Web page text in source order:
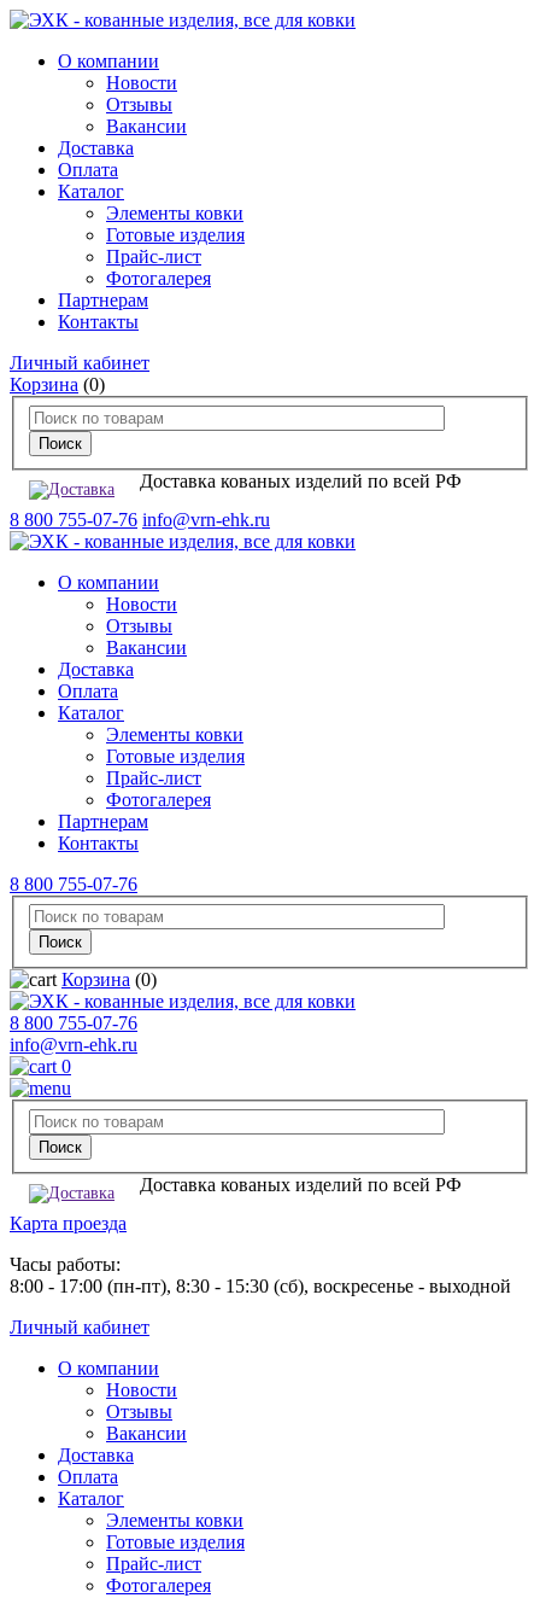
О компании
Новости
Отзывы
Вакансии
Доставка
Оплата
Каталог
Элементы ковки
Готовые изделия
Прайс-лист
Фотогалерея
Партнерам
Контакты
Личный кабинет
Корзина (0)
Доставка кованых изделий по всей РФ
8 800 755-07-76 info@vrn-ehk.ru
О компании
Новости
Отзывы
Вакансии
Доставка
Оплата
Каталог
Элементы ковки
Готовые изделия
Прайс-лист
Фотогалерея
Партнерам
Контакты
8 800 755-07-76
Корзина (0)
8 800 755-07-76
info@vrn-ehk.ru
0
Доставка кованых изделий по всей РФ
Карта проезда
Часы работы:
8:00 - 17:00 (пн-пт), 8:30 - 15:30 (сб), воскресенье - выходной
Личный кабинет
О компании
Новости
Отзывы
Вакансии
Доставка
Оплата
Каталог
Элементы ковки
Готовые изделия
Прайс-лист
Фотогалерея